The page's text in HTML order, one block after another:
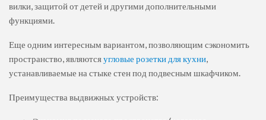
вилки, защитой от детей и другими дополнительными
функциями.
Еще одним интересным вариантом, позволяющим сэкономить
пространство, являютсяугловые розетки для кухни,
устанавливаемые на стыке стен под подвесным шкафчиком.
Преимущества выдвижных устройств: